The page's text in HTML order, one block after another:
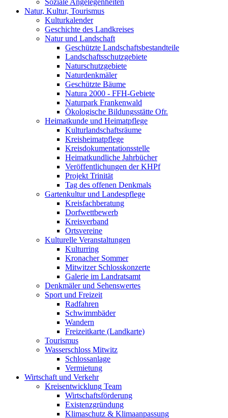
Soziale Angelegenheiten
Natur, Kultur, Tourismus
Kulturkalender
Geschichte des Landkreises
Natur und Landschaft
Geschützte Landschaftsbestandteile
Landschaftsschutzgebiete
Naturschutzgebiete
Naturdenkmäler
Geschützte Bäume
Natura 2000 - FFH-Gebiete
Naturpark Frankenwald
Ökologische Bildungsstätte Ofr.
Heimatkunde und Heimatpflege
Kulturlandschaftsräume
Kreisheimatpflege
Kreisdokumentationsstelle
Heimatkundliche Jahrbücher
Veröffentlichungen der KHPf
Projekt Trinität
Tag des offenen Denkmals
Gartenkultur und Landespflege
Kreisfachberatung
Dorfwettbewerb
Kreisverband
Ortsvereine
Kulturelle Veranstaltungen
Kulturring
Kronacher Sommer
Mitwitzer Schlosskonzerte
Galerie im Landratsamt
Denkmäler und Sehenswertes
Sport und Freizeit
Radfahren
Schwimmbäder
Wandern
Freizeitkarte (Landkarte)
Tourismus
Wasserschloss Mitwitz
Schlossanlage
Vermietung
Wirtschaft und Verkehr
Kreisentwicklung Team
Wirtschaftsförderung
Existenzgründung
Klimaschutz & Klimaanpassung